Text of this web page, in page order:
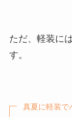
ただ、軽装に
す。
真夏に軽装で